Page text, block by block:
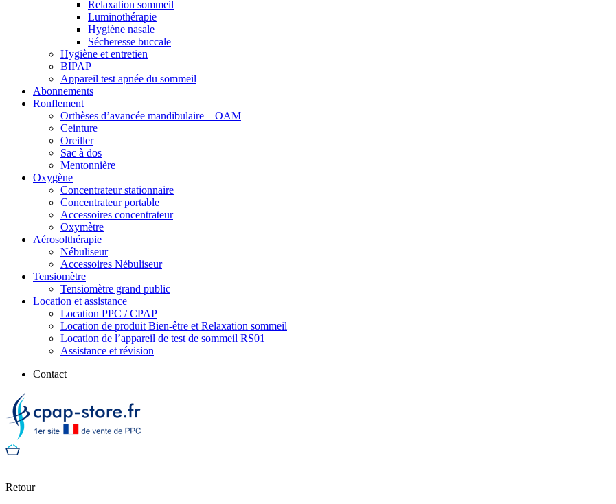
Relaxation sommeil
Luminothérapie
Hygiène nasale
Sécheresse buccale
Hygiène et entretien
BIPAP
Appareil test apnée du sommeil
Abonnements
Ronflement
Orthèses d’avancée mandibulaire – OAM
Ceinture
Oreiller
Sac à dos
Mentonnière
Oxygène
Concentrateur stationnaire
Concentrateur portable
Accessoires concentrateur
Oxymètre
Aérosolthérapie
Nébuliseur
Accessoires Nébuliseur
Tensiomètre
Tensiomètre grand public
Location et assistance
Location PPC / CPAP
Location de produit Bien-être et Relaxation sommeil
Location de l’appareil de test de sommeil RS01
Assistance et révision
Contact
Retour